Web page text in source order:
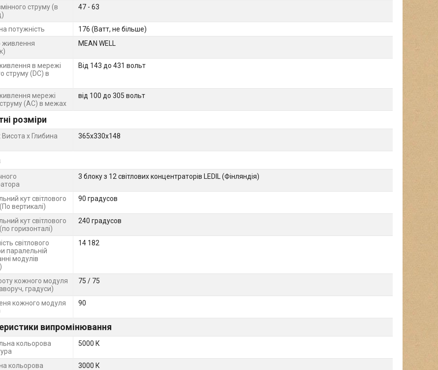
струму (в
47 - 63
потужність
176 (Ватт, не більше)
MEAN WELL
в мережі
струму (DC) в
Від 143 до 431 вольт
мережі
струму (АС) в межах
від 100 до 305 вольт
розміри
Висота х Глибина
365х330х148
3 блоку з 12 світлових концентраторів LEDIL (Фінляндія)
кут світлового
вертикалі)
90 градусов
кут світлового
горизонталі)
240 градусов
світлового
паралельній
модулів
14 182
кожного модуля
градуси)
75 / 75
кожного модуля
90
випромінювання
кольорова
5000 К
кольорова
3000 К